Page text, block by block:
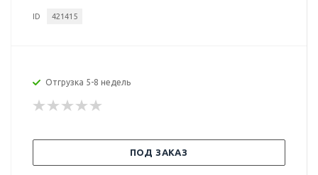
ID 421415
Отгрузка 5-8 недель
ПОД ЗАКАЗ